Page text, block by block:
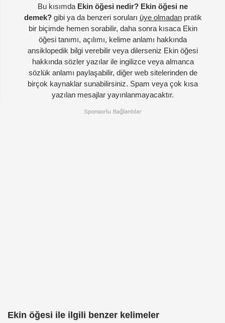
Bu kısımda Ekin öğesi nedir? Ekin öğesi ne
demek?gibi ya da benzeri soruları üye olmadanpratik
bir biçimde hemen sorabilir, daha sonra kısaca Ekin
öğesi tanımı, açılımı, kelime anlamı hakkında
ansiklopedik bilgi verebilir veya dilerseniz Ekin öğesi
hakkında sözler yazılar ile ingilizce veya almanca
sözlük anlamı paylaşabilir, diğer web sitelerinden de
birçok kaynaklar sunabilirsiniz. Spam veya çok kısa
yazılan mesajlar yayınlanmayacaktır.
Ekin öğesi ile ilgili benzer kelimeler